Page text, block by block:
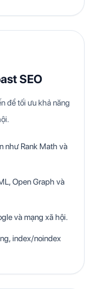
SEO
để tối ưu khả năng
như Rank Math và
Open Graph và
và mạng xã hội.
index/noindex